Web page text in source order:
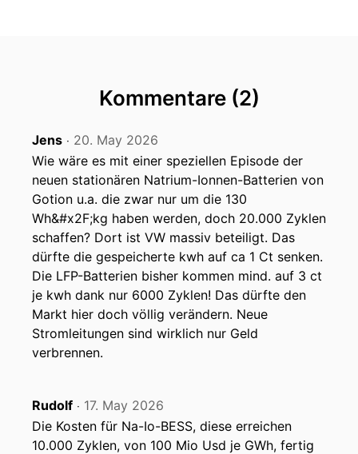
00:00:32: Ja liebes Publikum es steht im Raum
dass Deutschland eventuell einen zentralen
heute sprechen mit Dr.
00:00:40: Wolf Peter Schill.
00:00:41: Herzlich Willkommen bei Podcast
Wolf!
00:00:46: Ich stelle nochmal unseren
Zuschauern vor du bist Energieökonom und
Leiter des Forschungsbereichs Transformation
der Energiewirtschaft am Deutschen Institut für
Wirtschaftsforschung in Berlin
00:00:57: Und ich bin Fan eures Podcasts und
höre euch fast jede Woche, ist tatsächlich wahr?
Kommentare (2)
Jens ‧ 20. May 2026
Wie wäre es mit einer speziellen Episode der
neuen stationären Natrium-Ionnen-Batterien von
Gotion u.a. die zwar nur um die 130
Wh&#x2F;kg haben werden, doch 20.000 Zyklen
schaffen? Dort ist VW massiv beteiligt. Das
dürfte die gespeicherte kwh auf ca 1 Ct senken.
Die LFP-Batterien bisher kommen mind. auf 3 ct
je kwh dank nur 6000 Zyklen! Das dürfte den
Markt hier doch völlig verändern. Neue
Stromleitungen sind wirklich nur Geld
verbrennen.
Rudolf ‧ 17. May 2026
Die Kosten für Na-Io-BESS, diese erreichen
10.000 Zyklen, von 100 Mio Usd je GWh, fertig